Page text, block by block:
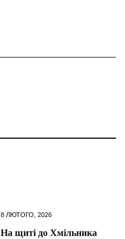
8 ЛЮТОГО, 2026
На щиті до Хмільника